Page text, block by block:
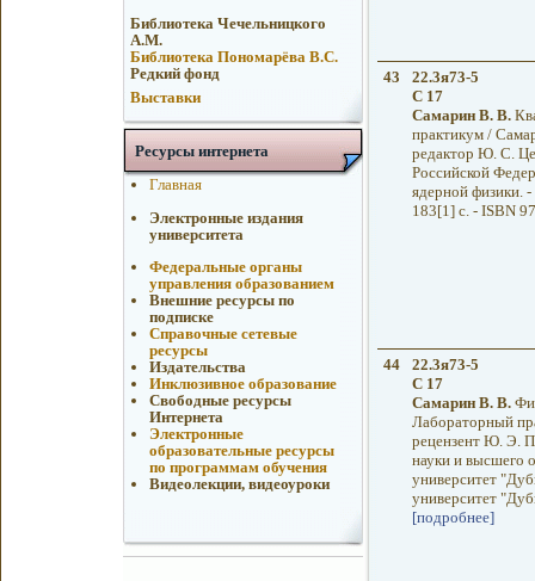
Библиотека Чечельницкого
А.М.
Библиотека Пономарёва В.С.
Редкий фонд
Выставки
Ресурсы интернета
Главная
Электронные издания
университета
Федеральные органы
управления образованием
Внешние ресурсы по
подписке
Справочные сетевые
ресурсы
Издательства
Инклюзивное образование
Свободные ресурсы
Интернета
Электронные
образовательные ресурсы
по программам обучения
Видеолекции, видеоуроки
43
22.3я73-5
С 17
Самарин В. В.
практикум /
редактор Ю. С.
Российской
ядерной физики.
183[1] с. - ISBN
44
22.3я73-5
С 17
Самарин В. В.
Лабораторный
рецензент Ю. Э.
науки и высшего
университет
университет
[подробнее]